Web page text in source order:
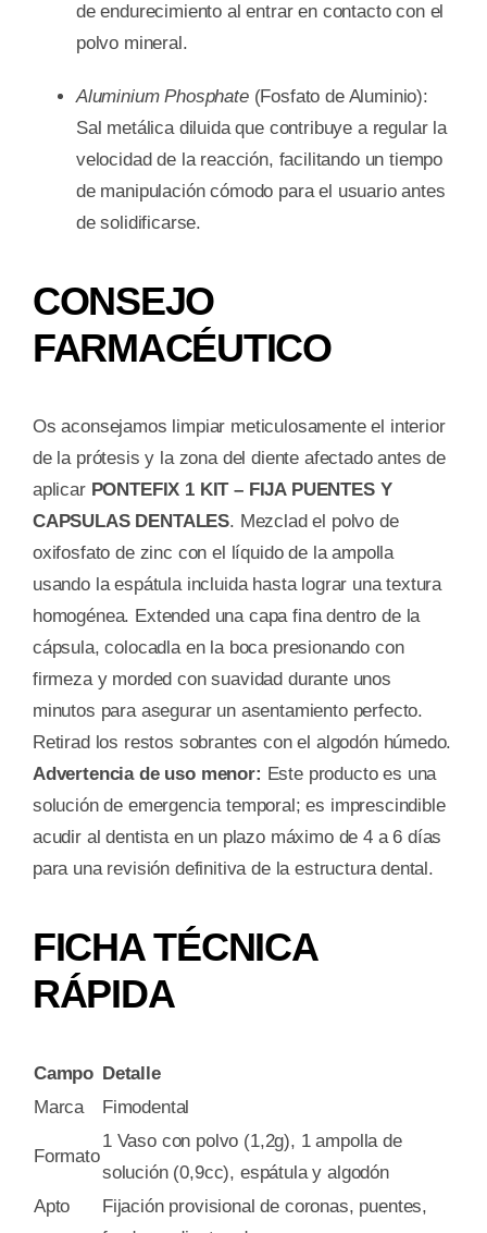
de endurecimiento al entrar en contacto con el
polvo mineral.
Aluminium Phosphate(Fosfato de Aluminio):
Sal metálica diluida que contribuye a regular la
velocidad de la reacción, facilitando un tiempo
de manipulación cómodo para el usuario antes
de solidificarse.
CONSEJO
FARMACÉUTICO
Os aconsejamos limpiar meticulosamente el interior
de la prótesis y la zona del diente afectado antes de
aplicar PONTEFIX 1 KIT – FIJA PUENTES Y
CAPSULAS DENTALES. Mezclad el polvo de
oxifosfato de zinc con el líquido de la ampolla
usando la espátula incluida hasta lograr una textura
homogénea. Extended una capa fina dentro de la
cápsula, colocadla en la boca presionando con
firmeza y morded con suavidad durante unos
minutos para asegurar un asentamiento perfecto.
Retirad los restos sobrantes con el algodón húmedo.
Advertencia de uso menor: Este producto es una
solución de emergencia temporal; es imprescindible
acudir al dentista en un plazo máximo de 4 a 6 días
para una revisión definitiva de la estructura dental.
FICHA TÉCNICA
RÁPIDA
Campo Detalle
Marca
Fimodental
Formato
1 Vaso con polvo (1,2g), 1 ampolla de
solución (0,9cc), espátula y algodón
Apto
Fijación provisional de coronas, puentes,